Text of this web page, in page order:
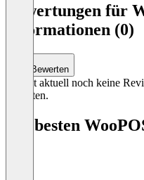
Bewertungen für
Informationen (0)
Bewerten
Es gibt aktuell noch keine
enthalten.
Die besten